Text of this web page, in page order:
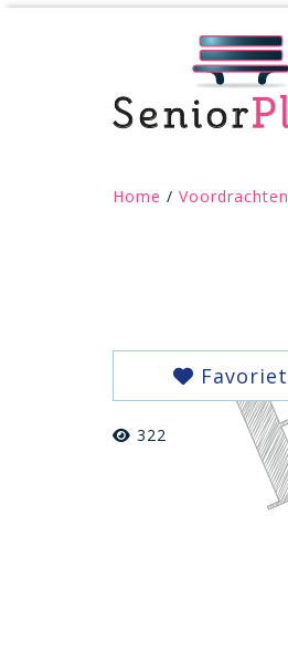
Home / Voordrachten
Favoriet
322